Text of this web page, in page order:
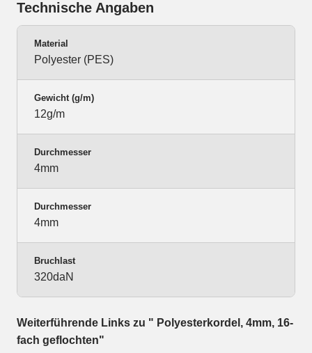
Technische Angaben
Material
Polyester (PES)
Gewicht (g/m)
12g/m
Durchmesser
4mm
Durchmesser
4mm
Bruchlast
320daN
Weiterführende Links zu " Polyesterkordel, 4mm, 16-
fach geflochten"